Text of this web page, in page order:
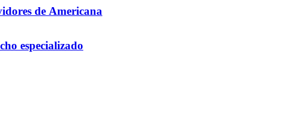
de Americana
especializado